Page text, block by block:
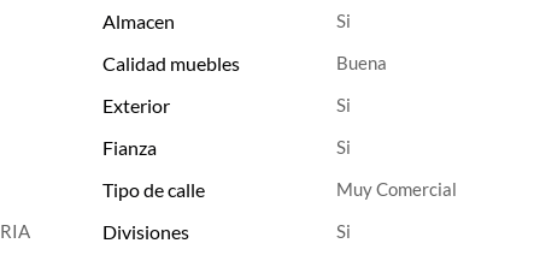
Almacen
Calidad muebles Buena
Exterior
Fianza
Tipo de calle Muy Comercial
Divisiones